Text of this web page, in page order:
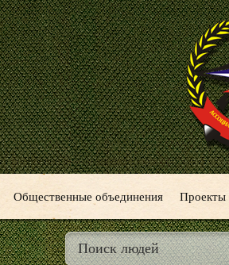
Общественные объединения Проекты